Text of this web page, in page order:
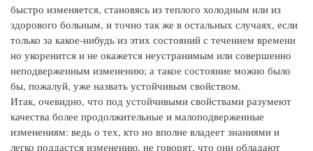
быстро изменяется, становясь из теплого холодным или из
здорового больным, и точно так же в остальных случаях, если
только за какое-нибудь из этих состояний с течением времени
но укоренится и не окажется неустранимым или совершенно
неподверженным изменению; а такое состояние можно было
бы, пожалуй, уже назвать устойчивым свойством.
Итак, очевидно, что под устойчивыми свойствами разумеют
качества более продолжительные и малоподверженные
изменениям: ведь о тех, кто но вполне владеет знаниями и
легко поддастся изменению, не говорят, что они обладают